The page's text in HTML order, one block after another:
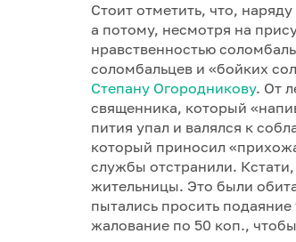
Стоит отметить, что,
а потому, несмотря на
нравственностью
соломбальцев и «бойких
Степану Огородникову. От
священника, который
пития упал и валялся к
который приносил
службы отстранили.
жительницы. Это были
пытались просить
жалование по 50 коп.,